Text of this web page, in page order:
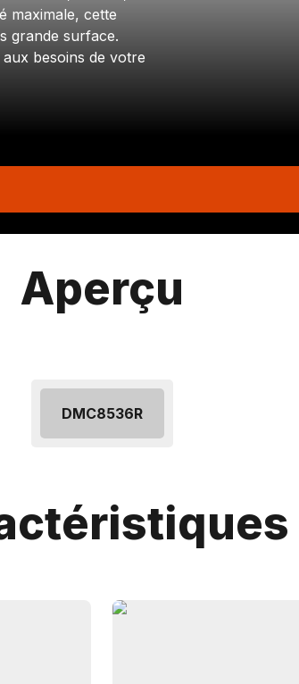
maximale, cette
grande surface.
besoins de votre
Aperçu
DMC8536R